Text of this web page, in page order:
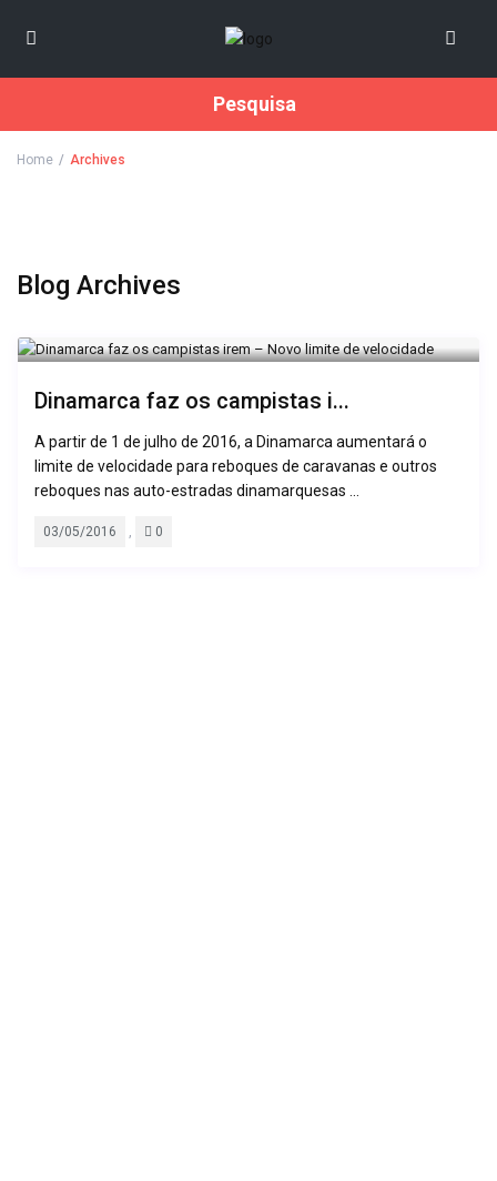
Pesquisa
Home Archives
Blog Archives
Dinamarca faz os campistas i...
A partir de 1 de julho de 2016, a Dinamarca aumentará o
limite de velocidade para reboques de caravanas e outros
reboques nas auto-estradas dinamarquesas ...
03/05/2016 , 0